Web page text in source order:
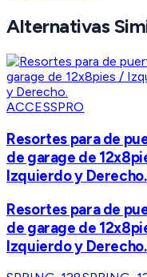
Alternativas
ACCESSPRO
Resortes para de
de garage de
Izquierdo y Derecho.
Resortes para de
de garage de
Izquierdo y Derecho.